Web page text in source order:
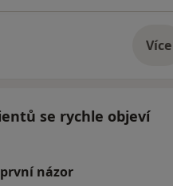
Více
o
se rychle objeví
názor